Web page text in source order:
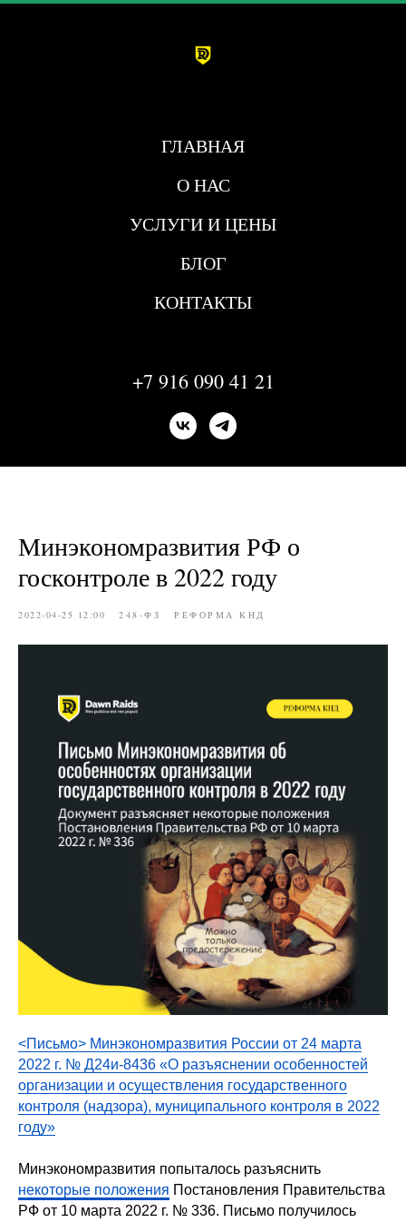
ГЛАВНАЯ
О НАС
УСЛУГИ И ЦЕНЫ
БЛОГ
КОНТАКТЫ
+7 916 090 41 21
Минэкономразвития РФ о
госконтроле в 2022 году
2022-04-25 12:00 248-ФЗ РЕФОРМА КНД
<Письмо> Минэкономразвития России от 24 марта
2022 г. № Д24и-8436 «О разъяснении особенностей
организации и осуществления государственного
контроля (надзора), муниципального контроля в 2022
году»
Минэкономразвития попыталось разъяснить
некоторые положения Постановления Правительства
РФ от 10 марта 2022 г. № 336. Письмо получилось